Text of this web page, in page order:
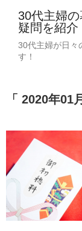
30代主婦
疑問を紹介
30代主婦が日々
す！
「 2020年01